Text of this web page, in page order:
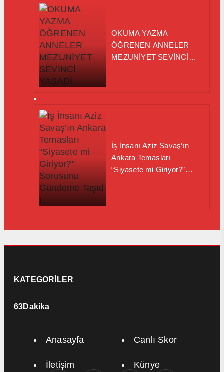
OKUMA YAZMA
ÖĞRENEN ANNELER
MEZUNİYET SEVİNCİ
İş İnsanı Aziz Savaş’ın
Ankara Temasları
“Siyasete mi Giriyor?”
KATEGORİLER
63Dakika
Anasayfa Canlı Skor
İletişim Künye